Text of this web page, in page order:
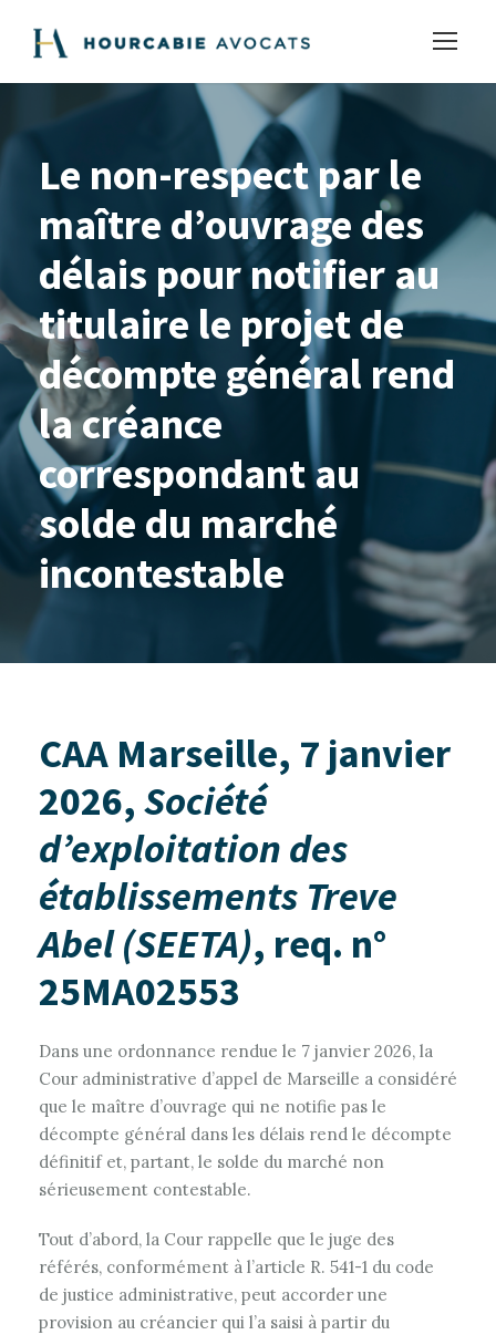
Le non-respect par le
maître d’ouvrage des
délais pour notifier au
titulaire le projet de
décompte général rend
la créance
correspondant au
solde du marché
incontestable
CAA Marseille, 7 janvier
2026, Société
d’exploitation des
établissements Treve
Abel (SEETA), req. n°
25MA02553
Dans une ordonnance rendue le 7 janvier 2026, la
Cour administrative d’appel de Marseille a considéré
que le maître d’ouvrage qui ne notifie pas le
décompte général dans les délais rend le décompte
définitif et, partant, le solde du marché non
sérieusement contestable.
Tout d’abord, la Cour rappelle que le juge des
référés, conformément à l’article R. 541-1 du code
de justice administrative, peut accorder une
provision au créancier qui l’a saisi à partir du